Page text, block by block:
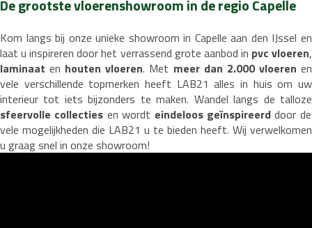
Laminaat restpartijen Klik laminaat
Budget-line Floorlife Heritage
Legservice
Legmateriaal
Proces en
Eiken vloeren Eiken visgraat
Albero
Arborea Elora Noble Timber
Legdienst
Legservice
Legmateriaal
Service
Proces
kosten
Vloerverwarming verdeler
Vloerverwarming Legdienst
Vloerverwarming planning
Vloerverwarming
Traprenovatie PVC Traprenovatie Hout
Legservice
Legmateriaal Onderhoud
Service informatie
Open trap renoveren
Dichte
Vloer van de Week
Vloer van de Week
De grootste vloerenshowroom in de regio Capelle
Kom langs bij onze unieke showroom in Capelle aan den IJssel en
laat u inspireren door het verrassend grote aanbod in pvc vloeren,
laminaat en houten vloeren. Met meer dan 2.000 vloeren en
vele verschillende topmerken heeft LAB21 alles in huis om uw
interieur tot iets bijzonders te maken. Wandel langs de talloze
sfeervolle collecties en wordt eindeloos geïnspireerddoor de
vele mogelijkheden die LAB21 u te bieden heeft. Wij verwelkomen
u graag snel in onze showroom!